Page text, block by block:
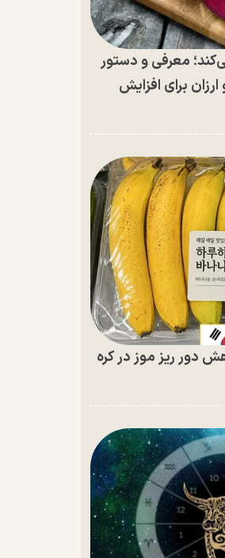
معرفی و دستور
برای افزایش
دور ریز موز در کره